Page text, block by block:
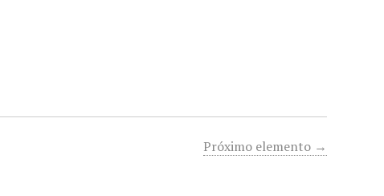
Próximo elemento →